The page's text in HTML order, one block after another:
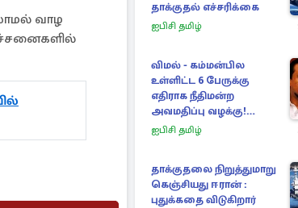
வாழ
தாக்குதல் எச்சரிக்கை
ஐபிசி தமிழ்
விமல் - கம்மன்பில
உள்ளிட்ட 6 பேருக்கு
எதிராக நீதிமன்ற
அவமதிப்பு வழக்கு!
பிறப்பிக்கப்பட்ட உத்தரவு
ஐபிசி தமிழ்
தாக்குதலை நிறுத்துமாறு
கெஞ்சியது ஈரான் :
புதுக்கதை விடுகிறார்